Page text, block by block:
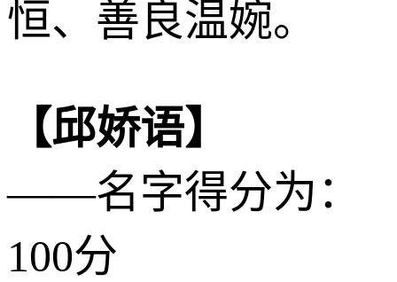
恒、善良温婉。
【邱娇语】
——名字得分为：
100分